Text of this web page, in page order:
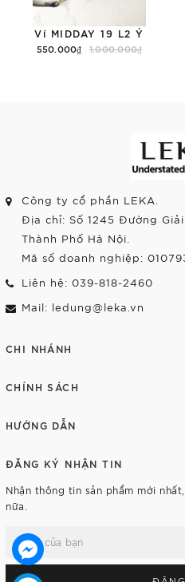
Ví MIDDAY 19 L2 Ý
550.000₫ 1.000.000₫
Công ty cổ phần LEKA.
Địa chỉ: Số 1245 Đường
Thành Phố Hà Nội.
Mã số doanh nghiệp:
Liên hệ: 039-818-2460
Mail: ledung@leka.vn
CHI NHÁNH
CHÍNH SÁCH
HƯỚNG DẪN
ĐĂNG KÝ NHẬN TIN
Nhận thông tin sản phẩm mới
nữa.